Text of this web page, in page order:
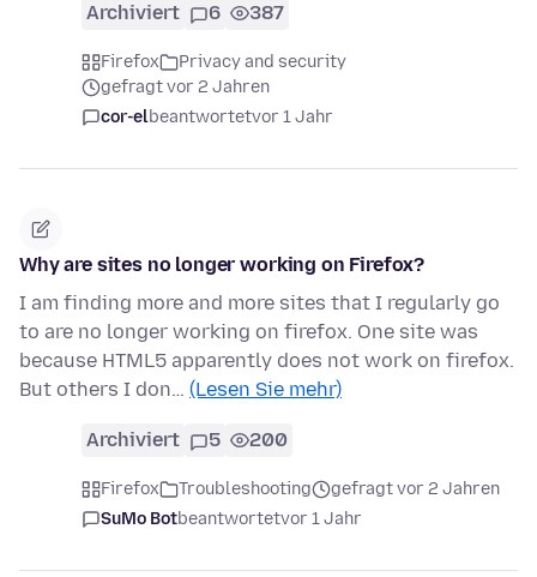
Archiviert 6 387
Firefox
Privacy and security
gefragt vor 2 Jahren
cor-elbeantwortetvor 1 Jahr
Why are sites no longer working on Firefox?
I am finding more and more sites that I regularly go
to are no longer working on firefox. One site was
because HTML5 apparently does not work on firefox.
But others I don… (Lesen Sie mehr)
Archiviert 5 200
Firefox Troubleshooting
gefragt vor 2 Jahren
SuMo Botbeantwortetvor 1 Jahr